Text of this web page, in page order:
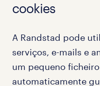
cookies
A Randstad pode
serviços, e-mails e
um pequeno
automaticamente